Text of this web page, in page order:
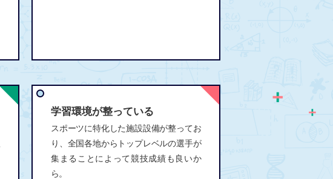
学習環境が整っている
スポーツに特化した施設設備が整ってお
り、全国各地からトップレベルの選手が
集まることによって競技成績も良いか
ら。